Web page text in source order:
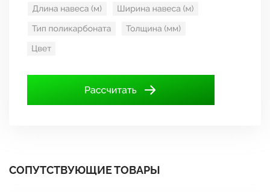
СОПУТСТВУЮЩИЕ ТОВАРЫ